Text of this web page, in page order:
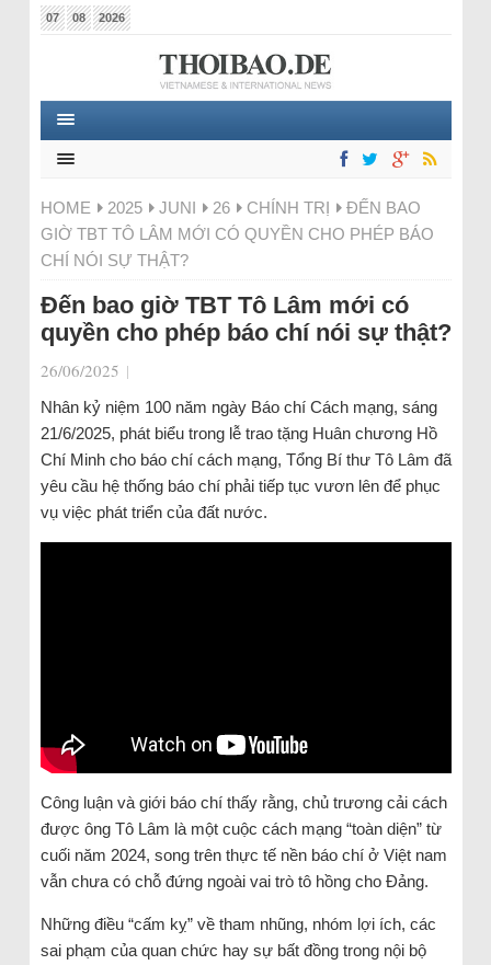
07 08 2026
HOME 2025 JUNI 26 CHÍNH TRỊ
ĐẾN BAO
GIỜ TBT TÔ LÂM MỚI CÓ QUYỀN CHO PHÉP BÁO
CHÍ NÓI SỰ THẬT?
Đến bao giờ TBT Tô Lâm mới có
quyền cho phép báo chí nói sự thật?
26/06/2025 |
Nhân kỷ niệm 100 năm ngày Báo chí Cách mạng, sáng
21/6/2025, phát biểu trong lễ trao tặng Huân chương Hồ
Chí Minh cho báo chí cách mạng, Tổng Bí thư Tô Lâm đã
yêu cầu hệ thống báo chí phải tiếp tục vươn lên để phục
vụ việc phát triển của đất nước.
Công luận và giới báo chí thấy rằng, chủ trương cải cách
được ông Tô Lâm là một cuộc cách mạng “toàn diện” từ
cuối năm 2024, song trên thực tế nền báo chí ở Việt nam
vẫn chưa có chỗ đứng ngoài vai trò tô hồng cho Đảng.
Những điều “cấm kỵ” về tham nhũng, nhóm lợi ích, các
sai phạm của quan chức hay sự bất đồng trong nội bộ